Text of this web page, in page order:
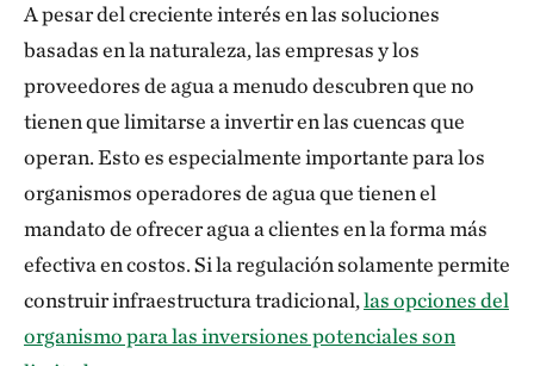
A pesar del creciente interés en las soluciones
basadas en la naturaleza, las empresas y los
proveedores de agua a menudo descubren que no
tienen que limitarse a invertir en las cuencas que
operan. Esto es especialmente importante para los
organismos operadores de agua que tienen el
mandato de ofrecer agua a clientes en la forma más
efectiva en costos. Si la regulación solamente permite
construir infraestructura tradicional,las opciones del
organismo para las inversiones potenciales son